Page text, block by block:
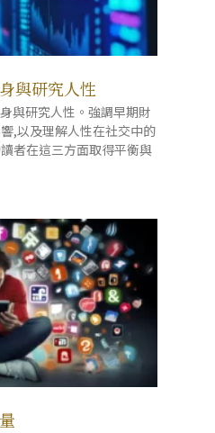
與研究人性
與研究人性。強調早期財
,以及理解人性在社交中的
者在這三方面取得平衡與